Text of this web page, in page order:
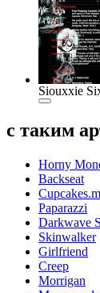
Siouxxie
с таким
Horny
Backseat
Paparazzi
Darkwave
Skinwalker
Girlfriend
Creep
Morrigan